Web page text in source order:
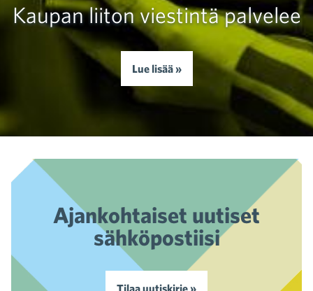
Kaupan liiton viestintä palvelee
Lue lisää »
Ajankohtaiset uutiset
sähköpostiisi
Tilaa uutiskirje »